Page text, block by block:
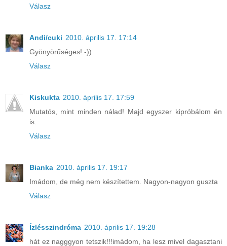
Válasz
Andi/cuki 2010. április 17. 17:14
Gyönyörűséges!:-))
Válasz
Kiskukta 2010. április 17. 17:59
Mutatós, mint minden nálad! Majd egyszer kipróbálom én
is.
Válasz
Bianka 2010. április 17. 19:17
Imádom, de még nem készítettem. Nagyon-nagyon guszta
Válasz
Ízlésszindróma 2010. április 17. 19:28
hát ez nagggyon tetszik!!!imádom, ha lesz mivel dagasztani